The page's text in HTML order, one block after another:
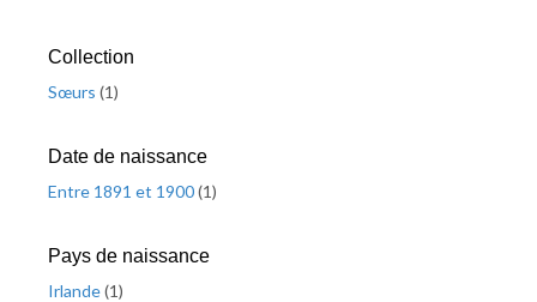
Collection
Sœurs (1)
Date de naissance
Entre 1891 et 1900(1)
Pays de naissance
Irlande(1)